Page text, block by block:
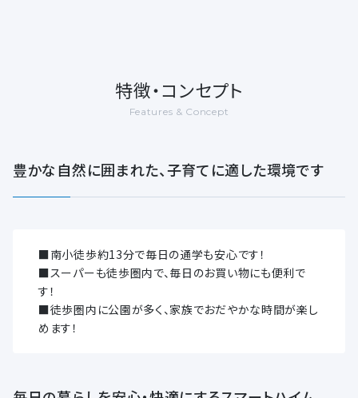
特徴・コンセプト
Features & Concept
豊かな自然に囲まれた、子育てに適した環境です
■南小徒歩約13分で毎日の通学も安心です！
■スーパーも徒歩圏内で、毎日のお買い物にも便利で
す！
■徒歩圏内に公園が多く、家族でおだやかな時間が楽し
めます！